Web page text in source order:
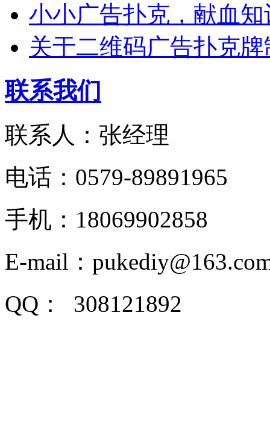
小小广告扑克，献血
关于二维码广告扑克
联系我们
联系人：张经理
电话：0579-89891965
手机：18069902858
E-mail：
QQ：
308121892